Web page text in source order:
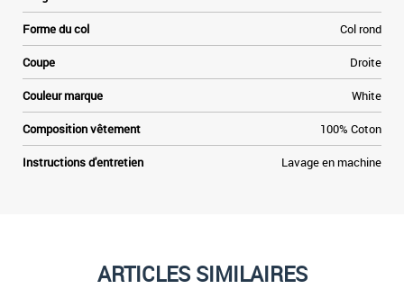
Forme du col Col rond
Coupe Droite
Couleur marque White
Composition vêtement 100% Coton
Instructions d'entretien Lavage en machine
ARTICLES SIMILAIRES